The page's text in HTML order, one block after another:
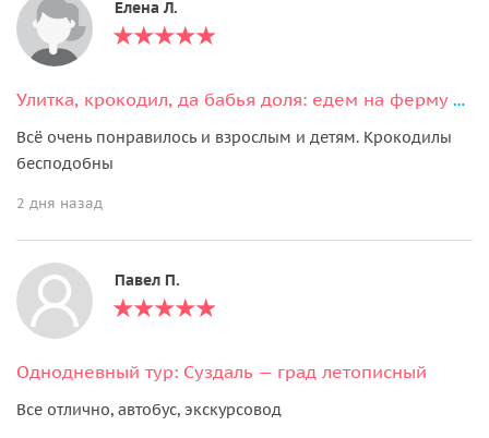
Елена Л.
Улитка, крокодил, да бабья доля: едем на ферму «Экодеревушка» и в Коломну
Всё очень понравилось и взрослым и детям. Крокодилы
бесподобны
2 дня назад
Павел П.
Однодневный тур: Суздаль — град летописный
Все отлично, автобус, экскурсовод